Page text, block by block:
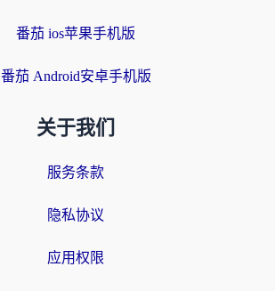
番茄 ios苹果手机版
番茄 Android安卓手机版
关于我们
服务条款
隐私协议
应用权限